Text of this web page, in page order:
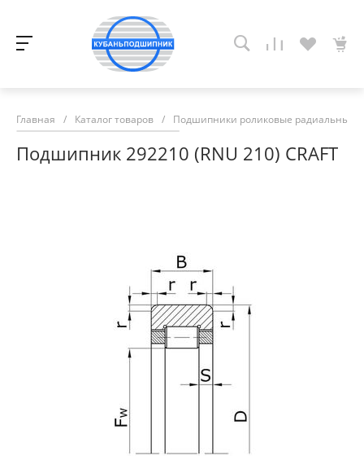
Главная / Каталог товаров / Подшипники роликовые радиальные
Подшипник 292210 (RNU 210) CRAFT